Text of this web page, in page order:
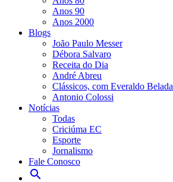
Anos 90
Anos 2000
Blogs
João Paulo Messer
Débora Salvaro
Receita do Dia
André Abreu
Clássicos, com Everaldo Belada
Antonio Colossi
Notícias
Todas
Criciúma EC
Esporte
Jornalismo
Fale Conosco
search